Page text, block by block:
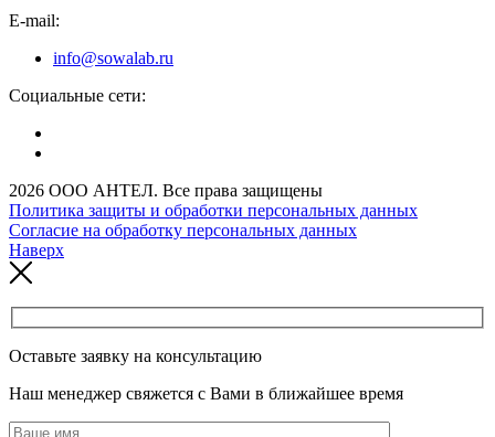
E-mail:
info@sowalab.ru
Социальные сети:
2026 ООО АНТЕЛ. Все права защищены
Политика защиты и обработки персональных данных
Согласие на обработку персональных данных
Наверх
Оставьте заявку на консультацию
Наш менеджер свяжется с Вами в ближайшее время